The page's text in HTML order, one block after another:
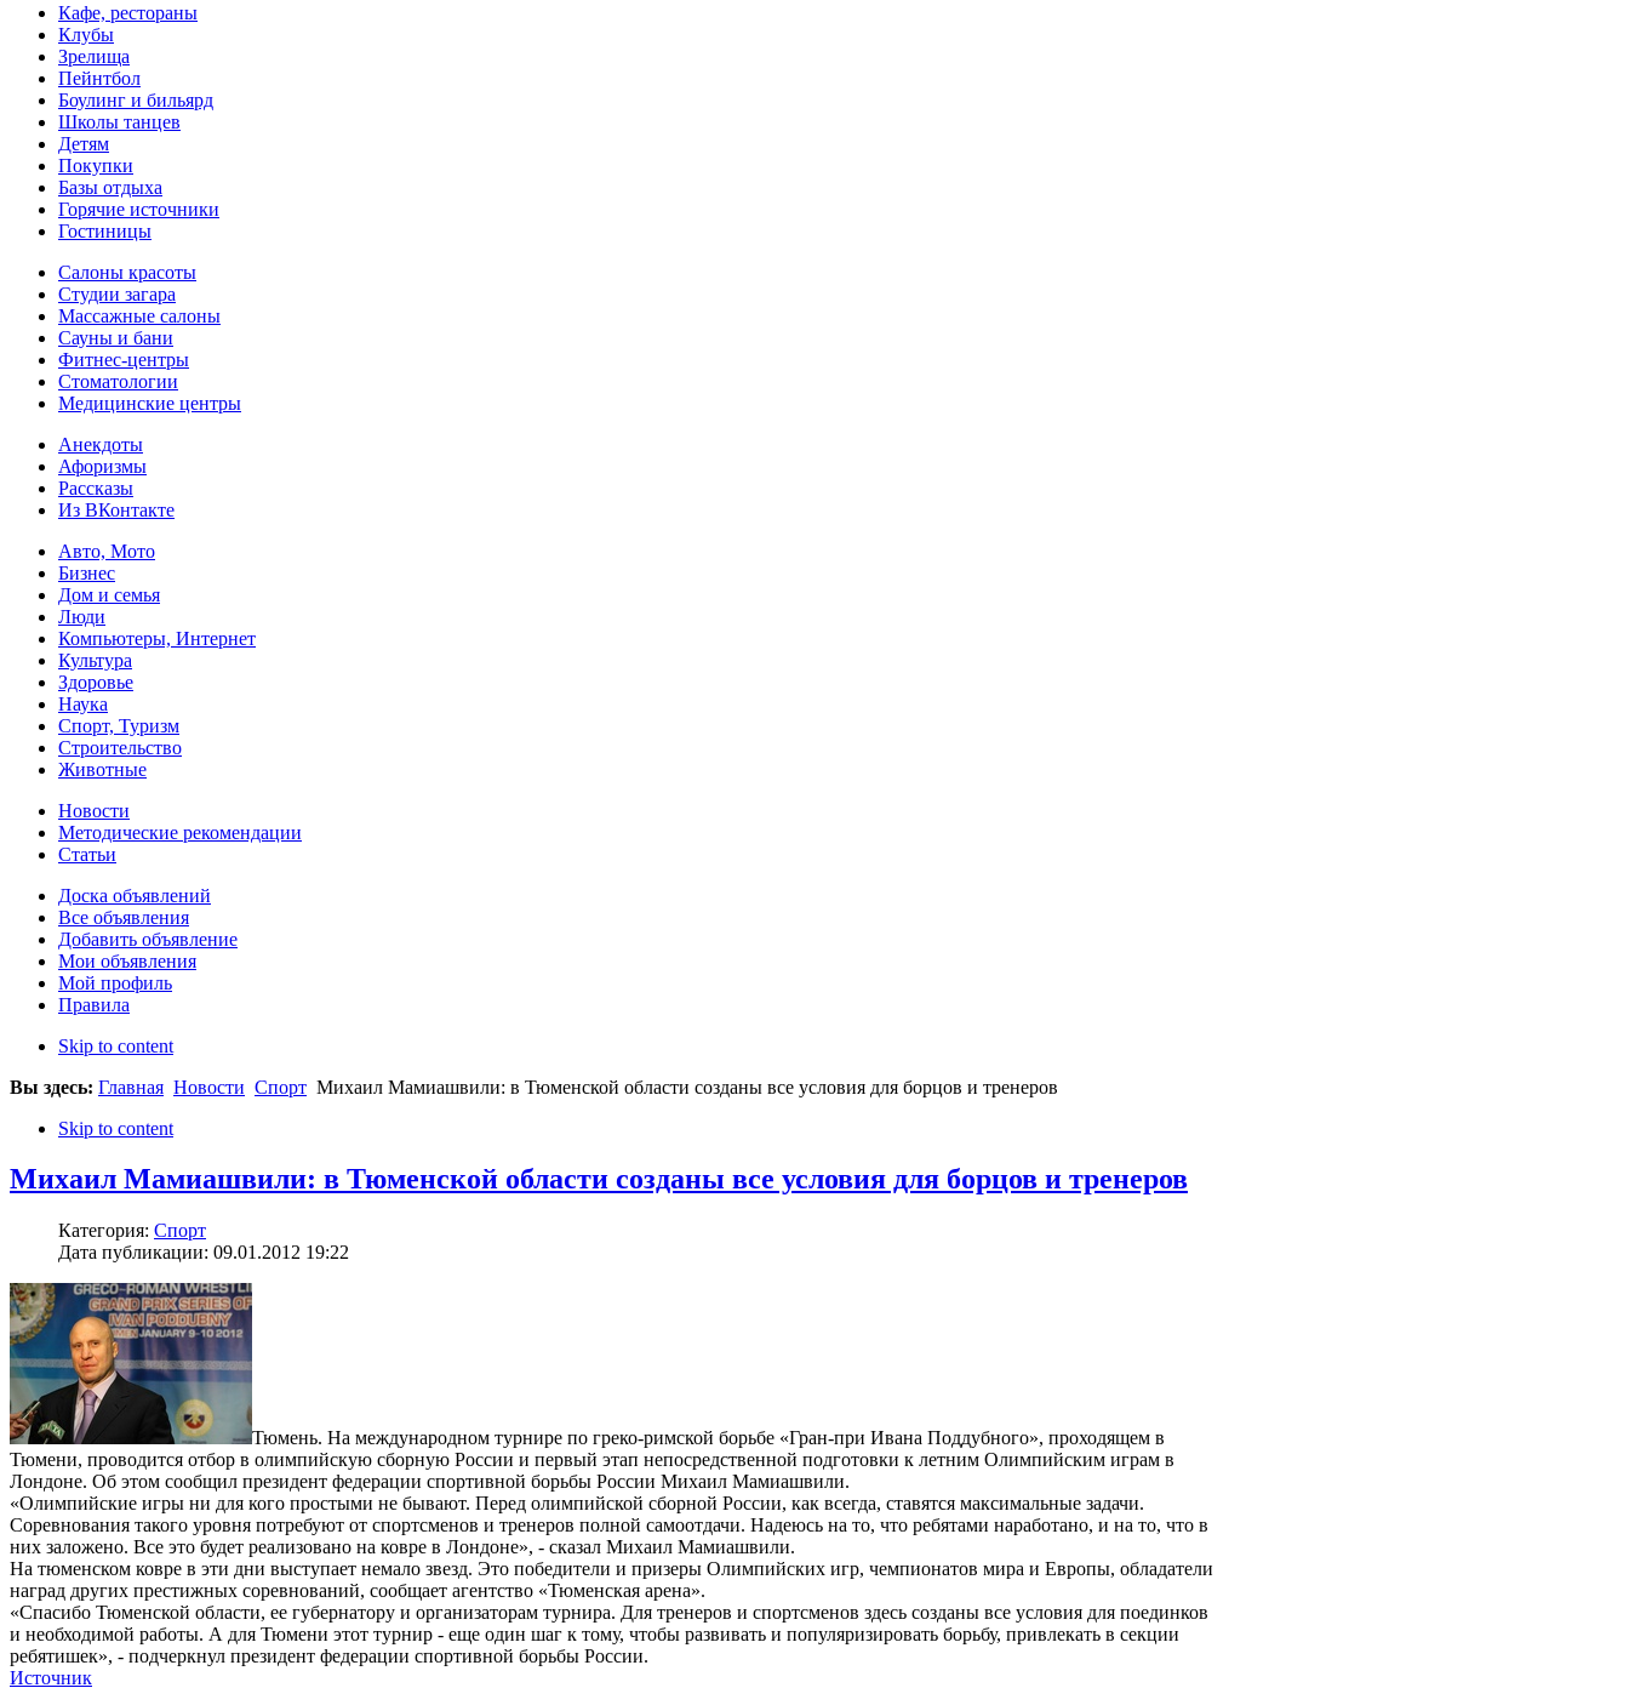
Кафе, рестораны
Клубы
Зрелища
Пейнтбол
Боулинг и бильярд
Школы танцев
Детям
Покупки
Базы отдыха
Горячие источники
Гостиницы
Салоны красоты
Студии загара
Массажные салоны
Сауны и бани
Фитнес-центры
Стоматологии
Медицинские центры
Анекдоты
Афоризмы
Рассказы
Из ВКонтакте
Авто, Мото
Бизнес
Дом и семья
Люди
Компьютеры, Интернет
Культура
Здоровье
Наука
Спорт, Туризм
Строительство
Животные
Новости
Методические рекомендации
Статьи
Доска объявлений
Все объявления
Добавить объявление
Мои объявления
Мой профиль
Правила
Skip to content
Вы здесь: Главная Новости Спорт Михаил Мамиашвили: в Тюменской области созданы все условия для борцов и тренеров
Skip to content
Михаил Мамиашвили: в Тюменской области созданы все условия для борцов и тренеров
Категория: Спорт
Дата публикации: 09.01.2012 19:22
Тюмень. На международном турнире по греко-римской борьбе «Гран-при Ивана Поддубного», проходящем в
Тюмени, проводится отбор в олимпийскую сборную России и первый этап непосредственной подготовки к летним Олимпийским играм в
Лондоне. Об этом сообщил президент федерации спортивной борьбы России Михаил Мамиашвили.
«Олимпийские игры ни для кого простыми не бывают. Перед олимпийской сборной России, как всегда, ставятся максимальные задачи.
Соревнования такого уровня потребуют от спортсменов и тренеров полной самоотдачи. Надеюсь на то, что ребятами наработано, и на то, что в
них заложено. Все это будет реализовано на ковре в Лондоне», - сказал Михаил Мамиашвили.
На тюменском ковре в эти дни выступает немало звезд. Это победители и призеры Олимпийских игр, чемпионатов мира и Европы, обладатели
наград других престижных соревнований, сообщает агентство «Тюменская арена».
«Спасибо Тюменской области, ее губернатору и организаторам турнира. Для тренеров и спортсменов здесь созданы все условия для поединков
и необходимой работы. А для Тюмени этот турнир - еще один шаг к тому, чтобы развивать и популяризировать борьбу, привлекать в секции
ребятишек», - подчеркнул президент федерации спортивной борьбы России.
Источник